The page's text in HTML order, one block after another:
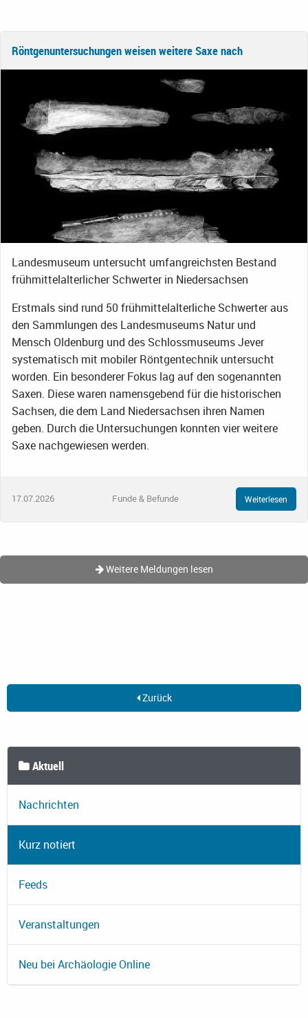
Röntgenuntersuchungen weisen weitere Saxe nach
Landesmuseum untersucht umfangreichsten Bestand
frühmittelalterlicher Schwerter in Niedersachsen
Erstmals sind rund 50 frühmittelalterliche Schwerter aus
den Sammlungen des Landesmuseums Natur und
Mensch Oldenburg und des Schlossmuseums Jever
systematisch mit mobiler Röntgentechnik untersucht
worden. Ein besonderer Fokus lag auf den sogenannten
Saxen. Diese waren namensgebend für die historischen
Sachsen, die dem Land Niedersachsen ihren Namen
geben. Durch die Untersuchungen konnten vier weitere
Saxe nachgewiesen werden.
17.07.2026 Funde & Befunde Weiterlesen
Weitere Meldungen lesen
Zurück
Aktuell
Nachrichten
Kurz notiert
Feeds
Veranstaltungen
Neu bei Archäologie Online